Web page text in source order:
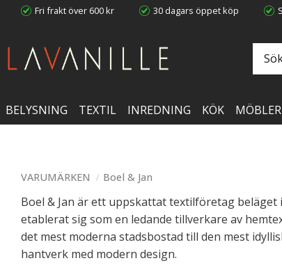
Fri frakt över 600 kr 30 dagars öppet köp
BELYSNING TEXTIL INREDNING KÖK MÖBLER
VARUMÄRKEN Boel & Jan
Boel & Jan är ett uppskattat textilföretag
etablerat sig som en ledande tillverkare av
det mest moderna stadsbostad till den mest
hantverk med modern design.